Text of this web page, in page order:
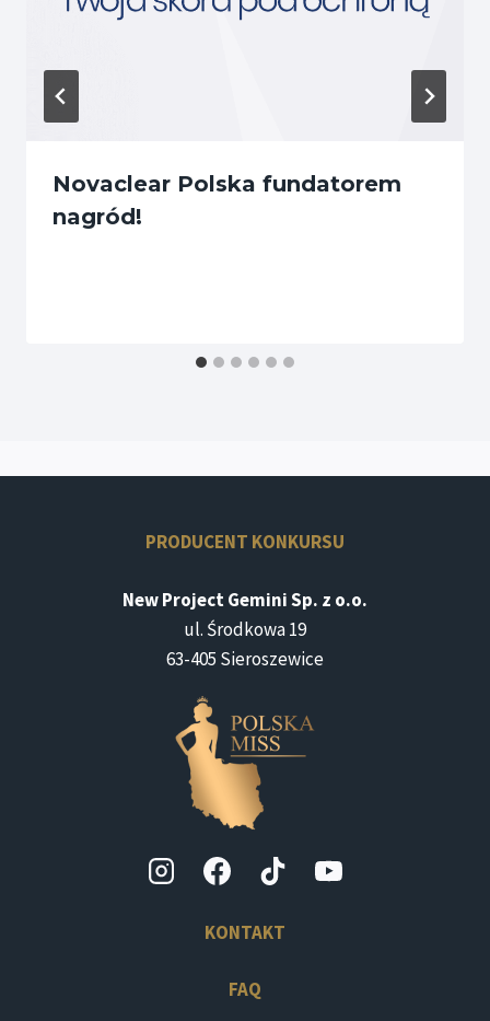
Novaclear Polska fundatorem
nagród!
PRODUCENT KONKURSU
New Project Gemini Sp. z o.o.
ul. Środkowa 19
63-405 Sieroszewice
KONTAKT
FAQ